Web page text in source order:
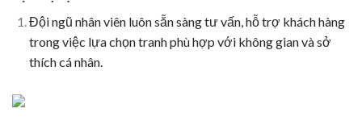
Đội ngũ nhân viên luôn sẵn sàng tư vấn, hỗ trợ khách hàng
trong việc lựa chọn tranh phù hợp với không gian và sở
thích cá nhân.